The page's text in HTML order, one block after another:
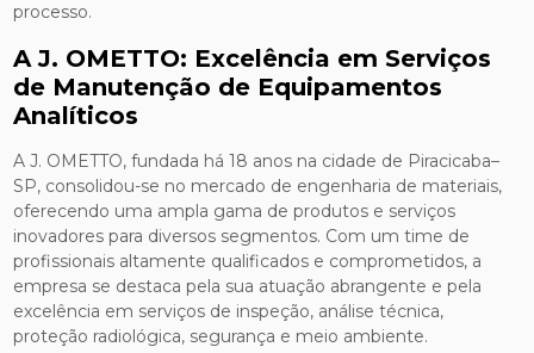
processo.
A J. OMETTO: Excelência em Serviços
de Manutenção de Equipamentos
Analíticos
A J. OMETTO, fundada há 18 anos na cidade de Piracicaba–
SP, consolidou-se no mercado de engenharia de materiais,
oferecendo uma ampla gama de produtos e serviços
inovadores para diversos segmentos. Com um time de
profissionais altamente qualificados e comprometidos, a
empresa se destaca pela sua atuação abrangente e pela
excelência em serviços de inspeção, análise técnica,
proteção radiológica, segurança e meio ambiente.